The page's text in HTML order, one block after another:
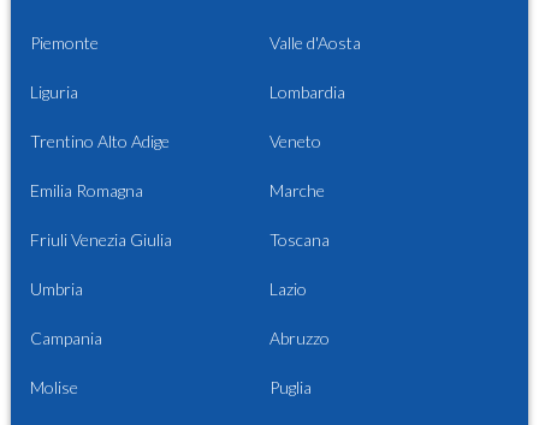
Piemonte Valle d'Aosta
Liguria Lombardia
Trentino Alto Adige Veneto
Emilia Romagna Marche
Friuli Venezia Giulia Toscana
Umbria Lazio
Campania Abruzzo
Molise Puglia